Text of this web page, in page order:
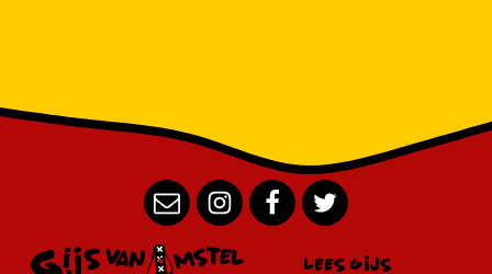
Lees Gijs